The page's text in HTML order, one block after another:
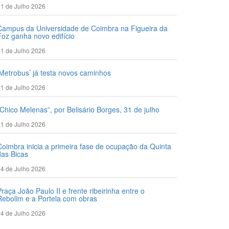
de Julho 2026
da Universidade de Coimbra na Figueira da
ganha novo edifício
de Julho 2026
já testa novos caminhos
de Julho 2026
Melenas”, por Belisário Borges, 31 de julho
de Julho 2026
inicia a primeira fase de ocupação da Quinta
Bicas
de Julho 2026
João Paulo II e frente ribeirinha entre o
e a Portela com obras
de Julho 2026